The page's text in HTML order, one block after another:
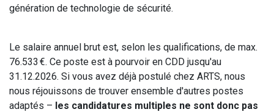
génération de technologie de sécurité.
Le salaire annuel brut est, selon les qualifications, de max.
76.533 €. Ce poste est à pourvoir en CDD jusqu'au
31.12.2026. Si vous avez déjà postulé chez ARTS, nous
nous réjouissons de trouver ensemble d'autres postes
adaptés – les candidatures multiples ne sont donc pas